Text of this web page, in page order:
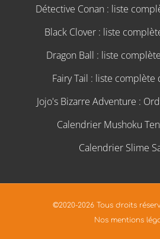
Détective Conan : liste
Black Clover : liste
Dragon Ball : liste
Fairy Tail : liste complète
Jojo's Bizarre Adventure :
Calendrier Mushoku
Calendrier Slime
©2020-2026 Tous droits
Nos mentions